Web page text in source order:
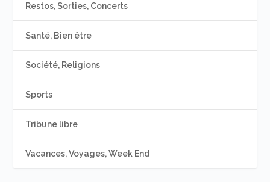
Restos, Sorties, Concerts
Santé, Bien être
Société, Religions
Sports
Tribune libre
Vacances, Voyages, Week End